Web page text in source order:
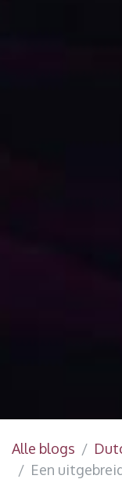
Alle blogs
Een uitgebreide analyse van huidige geopolitieke en